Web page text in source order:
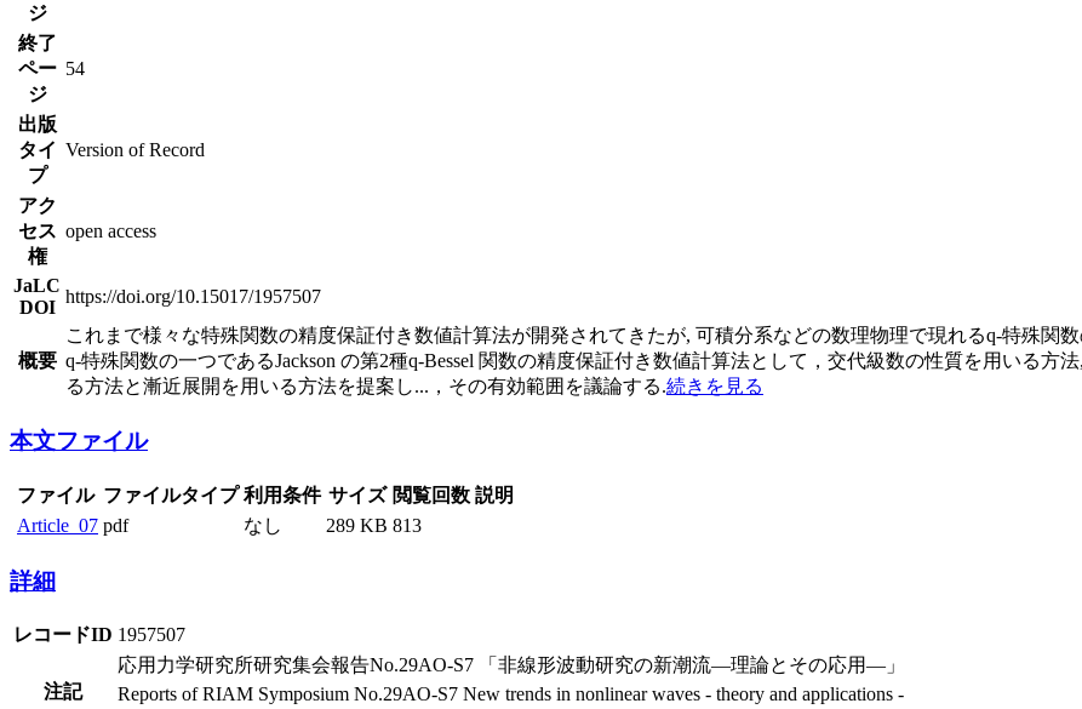
ジ
終了
ペー
ジ
54
出版
タイ
プ
Version of Record
アク
セス
権
open access
JaLC
DOI
https://doi.org/10.15017/1957507
概要
これまで様々な特殊関数の精度保証付き数値計算法が開発されてきたが, 可積分系などの数理物理で現れるq-特殊関
q-特殊関数の一つであるJackson の第2種q-Bessel 関数の精度保証付き数値計算法として，交代級数の性質を用いる方
る方法と漸近展開を用いる方法を提案し... ，その有効範囲を議論する.続きを見る
本文ファイル
ファイル ファイルタイプ 利用条件 サイズ 閲覧回数 説明
Article_07 pdf なし 289 KB 813
詳細
レコードID 1957507
注記
応用力学研究所研究集会報告No.29AO-S7 「非線形波動研究の新潮流―理論とその応用―」
Reports of RIAM Symposium No.29AO-S7 New trends in nonlinear waves - theory and applications -